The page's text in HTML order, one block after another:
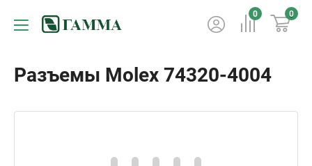
0 0
Разъемы Molex 74320-4004